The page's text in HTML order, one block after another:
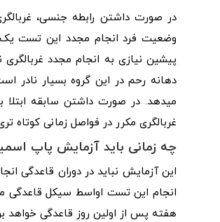
غربالگری مکرر در فواصل زمانی کوتاه‌
چه زمانی باید آزمایش پاپ
این آزمایش نباید در دوران قاعدگی
هفته پس از اولین روز قاعدگی خواهد